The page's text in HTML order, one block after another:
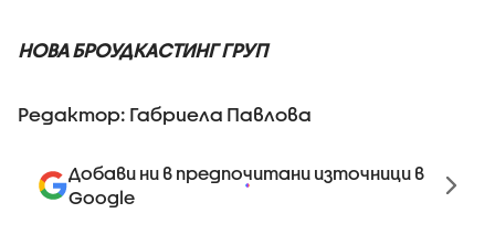
НОВА БРОУДКАСТИНГ ГРУП
Редактор: Габриела Павлова
Добави ни в предпочитани източници в
Google